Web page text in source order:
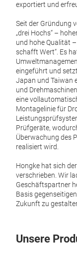
exportiert und
Seit der Gründung
„drei Hochs“ –
und hohe Qualität
schafft Wert“. Es
eingeführt und
Japan und Taiwan
und
eine
Montagelinie für
Prüfgeräte,
Überwachung des
realisiert wird.
Hongke hat sich
verschrieben. Wir
Geschäftspartner
Basis
Zukunft zu
Unsere